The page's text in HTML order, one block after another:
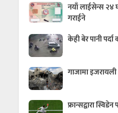
नयाँ लाईसेन्स २४
गराईने
केही बेर पानी
गाजामा
फ्रान्सद्वारा